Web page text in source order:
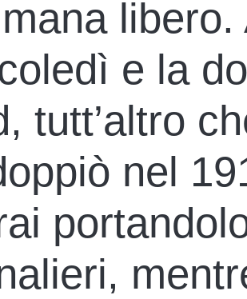
e la
tutt’altro
nel